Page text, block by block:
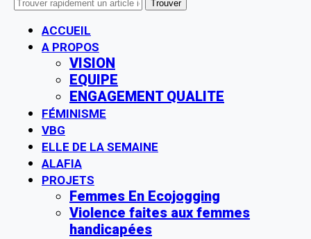
ACCUEIL
A PROPOS
VISION
EQUIPE
ENGAGEMENT QUALITE
FÉMINISME
VBG
ELLE DE LA SEMAINE
ALAFIA
PROJETS
Femmes En Ecojogging
Violence faites aux femmes
handicapées